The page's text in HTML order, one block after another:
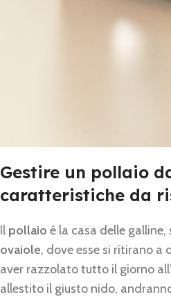
Gestire un pollaio
caratteristiche da
Il pollaio è la casa delle
ovaiole, dove esse si ritirano a
aver razzolato tutto il giorno
allestito il giusto nido,